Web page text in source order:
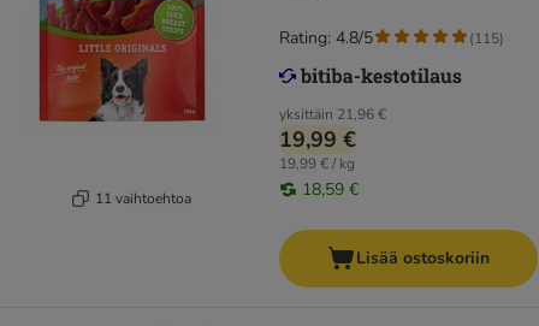
11 vaihtoehtoa
yksittäin 21,96 €
19,99 €
19,99 € / kg
18,59 €
Rating: 4.8/5 (115)
Lisää ostoskoriin